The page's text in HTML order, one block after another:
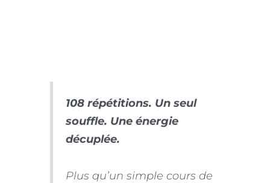
108 répétitions. Un seul
souffle. Une énergie
décuplée.
Plus qu’un simple cours de